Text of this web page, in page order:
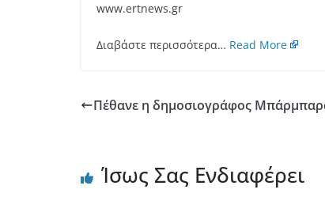
www.ertnews.gr
Διαβάστε περισσότερα… Read More
Πέθανε η δημοσιογράφος
Ίσως Σας Ενδιαφέρει